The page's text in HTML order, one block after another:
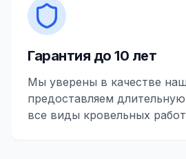
Гарантия до 10 лет
Мы уверены в качестве
предоставляем
все виды кровельных